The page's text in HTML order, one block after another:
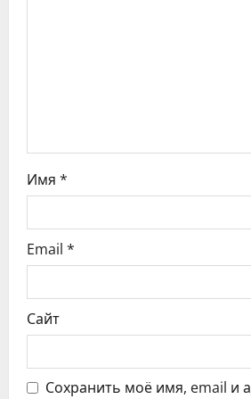
и
с
я
м
Имя *
Email *
Сайт
Сохранить моё имя, email и